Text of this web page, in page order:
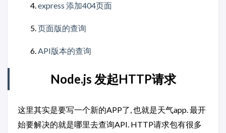
express 添加404页面
页面版的查询
API版本的查询
Node.js 发起HTTP请求
这里其实是要写一个新的APP了, 也就是天气app. 最开
始要解决的就是哪里去查询API. HTTP请求包有很多